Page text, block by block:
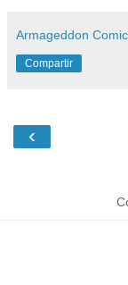
Armageddon Comic
Compartir
‹